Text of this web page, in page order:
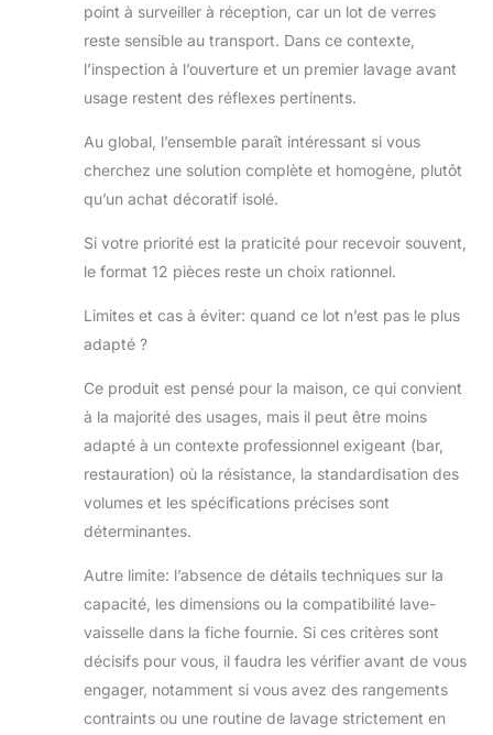
point à surveiller à réception, car un lot de verres
reste sensible au transport. Dans ce contexte,
l’inspection à l’ouverture et un premier lavage avant
usage restent des réflexes pertinents.
Au global, l’ensemble paraît intéressant si vous
cherchez une solution complète et homogène, plutôt
qu’un achat décoratif isolé.
Si votre priorité est la praticité pour recevoir souvent,
le format 12 pièces reste un choix rationnel.
Limites et cas à éviter: quand ce lot n’est pas le plus
adapté ?
Ce produit est pensé pour la maison, ce qui convient
à la majorité des usages, mais il peut être moins
adapté à un contexte professionnel exigeant (bar,
restauration) où la résistance, la standardisation des
volumes et les spécifications précises sont
déterminantes.
Autre limite: l’absence de détails techniques sur la
capacité, les dimensions ou la compatibilité lave-
vaisselle dans la fiche fournie. Si ces critères sont
décisifs pour vous, il faudra les vérifier avant de vous
engager, notamment si vous avez des rangements
contraints ou une routine de lavage strictement en